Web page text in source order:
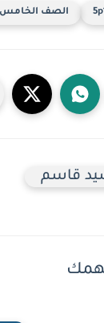
الخامس الابتدائى